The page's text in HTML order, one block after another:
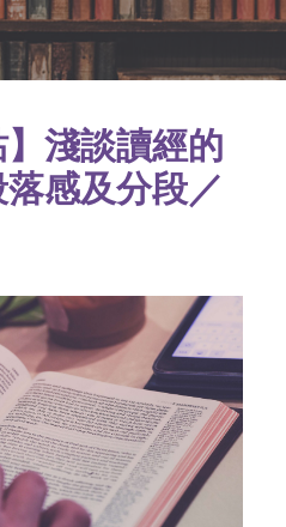
】淺談讀經的
感及分段／